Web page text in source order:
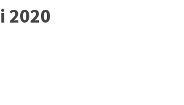
2020